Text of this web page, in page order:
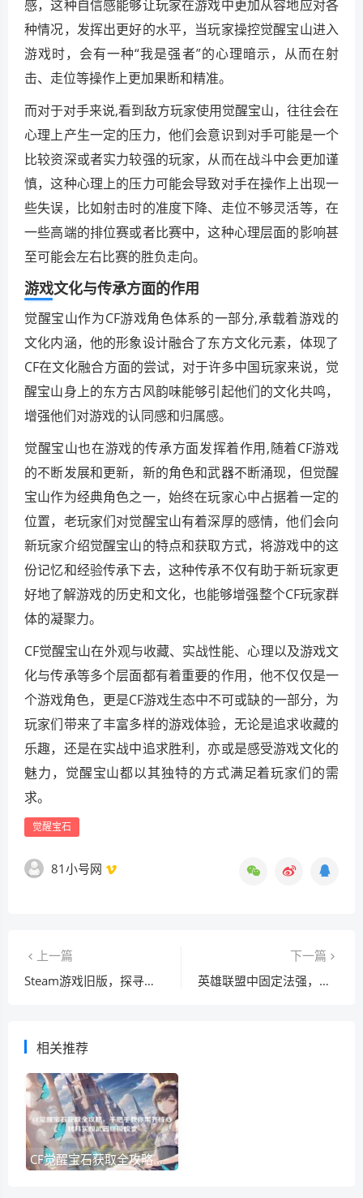
感，这种自信感能够让玩家在游戏中更加从容地应对各
种情况，发挥出更好的水平，当玩家操控觉醒宝山进入
游戏时，会有一种“我是强者”的心理暗示，从而在射
击、走位等操作上更加果断和精准。
而对于对手来说,看到敌方玩家使用觉醒宝山，往往会在
心理上产生一定的压力，他们会意识到对手可能是一个
比较资深或者实力较强的玩家，从而在战斗中会更加谨
慎，这种心理上的压力可能会导致对手在操作上出现一
些失误，比如射击时的准度下降、走位不够灵活等，在
一些高端的排位赛或者比赛中，这种心理层面的影响甚
至可能会左右比赛的胜负走向。
游戏文化与传承方面的作用
觉醒宝山作为CF游戏角色体系的一部分,承载着游戏的
文化内涵，他的形象设计融合了东方文化元素，体现了
CF在文化融合方面的尝试，对于许多中国玩家来说，觉
醒宝山身上的东方古风韵味能够引起他们的文化共鸣，
增强他们对游戏的认同感和归属感。
觉醒宝山也在游戏的传承方面发挥着作用,随着CF游戏
的不断发展和更新，新的角色和武器不断涌现，但觉醒
宝山作为经典角色之一，始终在玩家心中占据着一定的
位置，老玩家们对觉醒宝山有着深厚的感情，他们会向
新玩家介绍觉醒宝山的特点和获取方式，将游戏中的这
份记忆和经验传承下去，这种传承不仅有助于新玩家更
好地了解游戏的历史和文化，也能够增强整个CF玩家群
体的凝聚力。
CF觉醒宝山在外观与收藏、实战性能、心理以及游戏文
化与传承等多个层面都有着重要的作用，他不仅仅是一
个游戏角色，更是CF游戏生态中不可或缺的一部分，为
玩家们带来了丰富多样的游戏体验，无论是追求收藏的
乐趣，还是在实战中追求胜利，亦或是感受游戏文化的
魅力，觉醒宝山都以其独特的方式满足着玩家们的需
求。
觉醒宝石
81小号网
上一篇
Steam游戏旧版，探寻时光中的游戏宝藏
下一篇
英雄联盟中固定法强，从数据到战术的多维深度探索
相关推荐
CF觉醒宝石获取全攻略，手把手教你集齐核心材料实现武器终极蜕变